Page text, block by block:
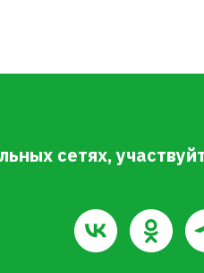
сетях,